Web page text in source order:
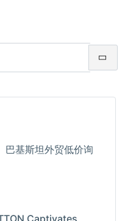
巴基斯坦外贸低价询
Captivates